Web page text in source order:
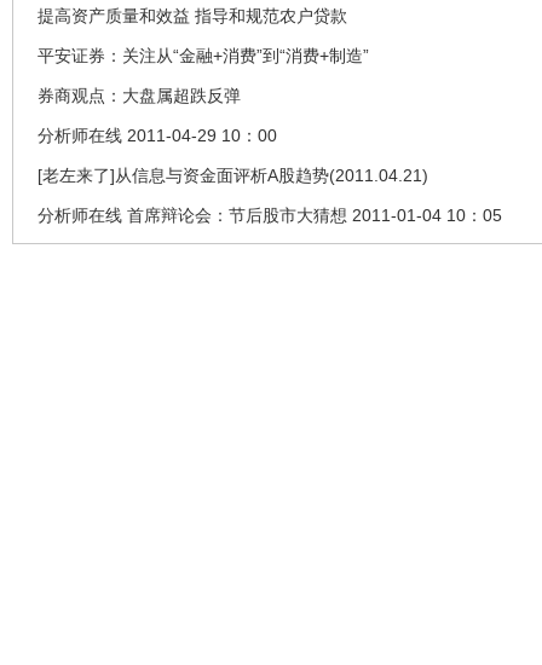
提高资产质量和效益 指导和规范农户贷款
平安证券：关注从“金融+消费”到“消费+制造”
券商观点：大盘属超跌反弹
分析师在线 2011-04-29 10：00
[老左来了]从信息与资金面评析A股趋势(2011.04.21)
分析师在线 首席辩论会：节后股市大猜想 2011-01-04 10：05